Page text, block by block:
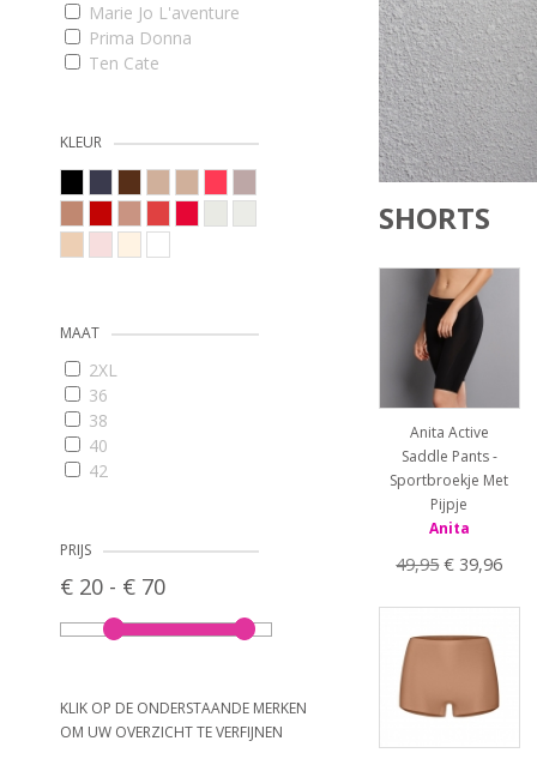
Marie Jo L'aventure
Prima Donna
Ten Cate
KLEUR
MAAT
2XL
36
38
40
42
48
M
S
PRIJS
€ 20 - € 70
KLIK OP DE ONDERSTAANDE MERKEN
OM UW OVERZICHT TE VERFIJNEN
SHORTS
Anita Active
Saddle Pants -
Sportbroekje Met
Pijpje
Anita
49,95€ 39,96